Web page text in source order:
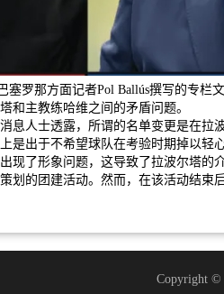
塞罗那方面记者Pol Ballús撰写的专栏
和主教练哈维之间的矛盾问题。
息人士透露，所谓的名单变更是在拉
是出于不希望球队在考验时期掉以轻心
现了形象问题，这导致了拉波尔塔的
划的团建活动。然而，在该活动结束
Copyright ©